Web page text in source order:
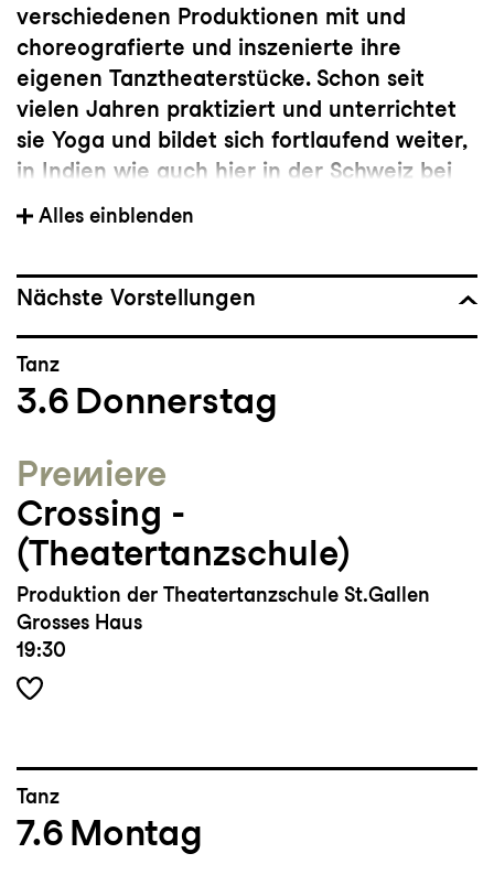
verschiedenen Produktionen mit und
choreografierte und inszenierte ihre
eigenen Tanztheaterstücke. Schon seit
vielen Jahren praktiziert und unterrichtet
sie Yoga und bildet sich fortlaufend weiter,
in Indien wie auch hier in der Schweiz bei
international renommierten Lehrkräften.
Alles einblenden
Nächste Vorstellungen
Tanz
3.6 Donnerstag
Premiere
Crossing ­
(Theatertanzschule)
Produktion der Theatertanzschule St.Gallen
Grosses Haus
19:30
Tanz
7.6 Montag